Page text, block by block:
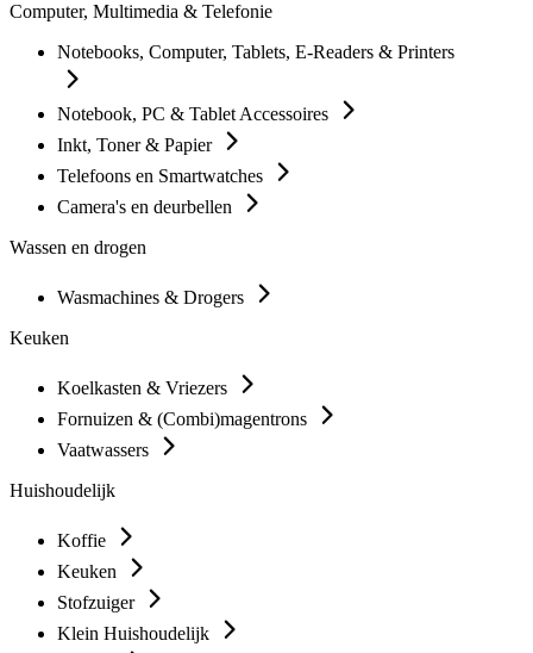
Computer, Multimedia & Telefonie
Notebooks, Computer, Tablets, E-Readers & Printers
Notebook, PC & Tablet Accessoires
Inkt, Toner & Papier
Telefoons en Smartwatches
Camera's en deurbellen
Wassen en drogen
Wasmachines & Drogers
Keuken
Koelkasten & Vriezers
Fornuizen & (Combi)magentrons
Vaatwassers
Huishoudelijk
Koffie
Keuken
Stofzuiger
Klein Huishoudelijk